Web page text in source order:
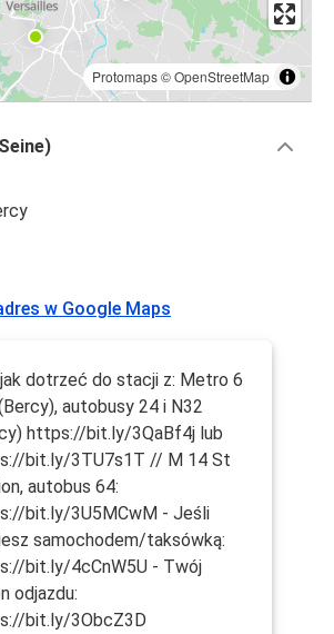
Protomaps©OpenStreetMap
w Google Maps
dotrzeć do stacji z: Metro 6
autobusy 24 i N32
https://bit.ly/3QaBf4j lub
bit.ly/3TU7s1T // M 14 St
autobus 64:
bit.ly/3U5MCwM - Jeśli
samochodem/taksówką:
bit.ly/4cCnW5U - Twój
odjazdu:
bit.ly/3ObcZ3D